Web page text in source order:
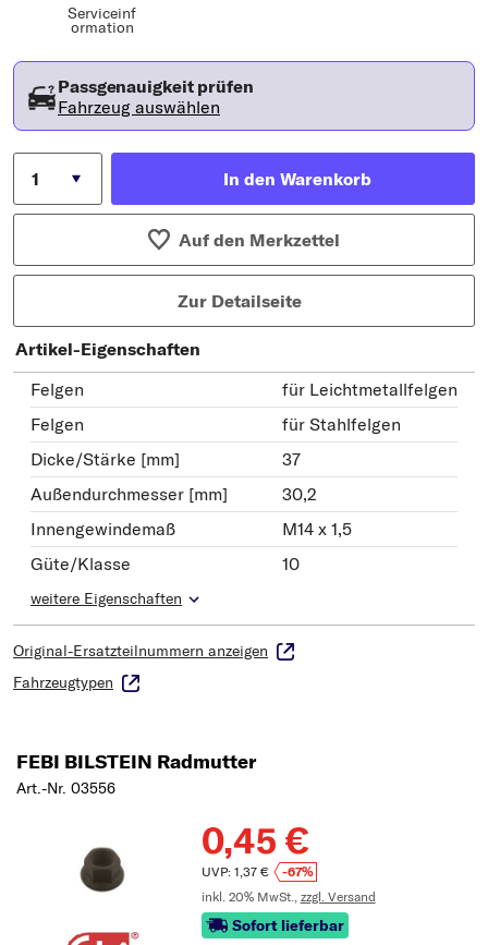
Serviceinf
ormation
Passgenauigkeit prüfen
Fahrzeug auswählen
In den Warenkorb
Auf den Merkzettel
Zur Detailseite
Artikel-Eigenschaften
Felgen
für Leichtmetallfelgen
Felgen
für Stahlfelgen
Dicke/Stärke [mm]
37
Außendurchmesser [mm]
30,2
Innengewindemaß
M14 x 1,5
Güte/Klasse
10
weitere Eigenschaften
Original-Ersatzteilnummern anzeigen
Fahrzeugtypen
FEBI BILSTEIN Radmutter
Art.-Nr. 03556
0,45 €
UVP: 1,37 €
-67%
inkl. 20% MwSt., zzgl. Versand
Sofort lieferbar